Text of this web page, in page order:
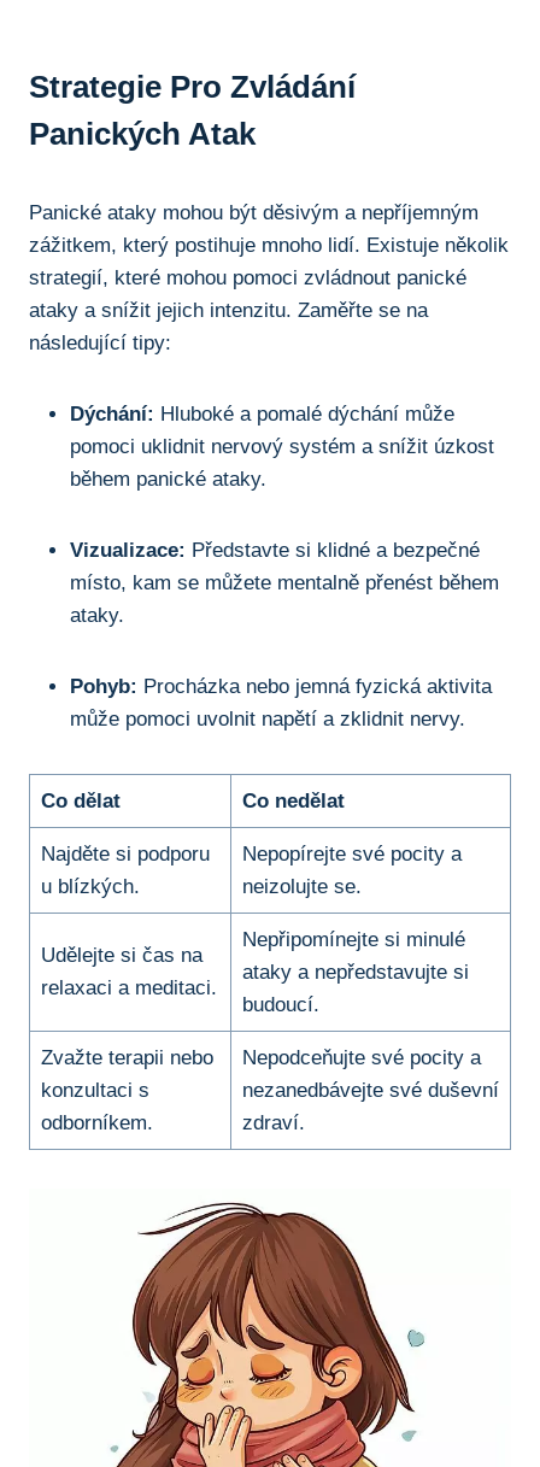
Strategie Pro Zvládání
Panických Atak
Panické ataky mohou být děsivým a nepříjemným
zážitkem, který postihuje mnoho lidí. Existuje několik
strategií, které mohou pomoci zvládnout panické
ataky a snížit jejich intenzitu. Zaměřte se na
následující tipy:
Dýchání: Hluboké a pomalé dýchání může
pomoci uklidnit nervový systém a snížit úzkost
během panické ataky.
Vizualizace: Představte si klidné a bezpečné
místo, kam se můžete mentalně přenést během
ataky.
Pohyb: Procházka nebo jemná fyzická aktivita
může pomoci uvolnit napětí a zklidnit nervy.
Co dělat Co nedělat
Najděte si podporu
u blízkých.
Nepopírejte své pocity a
neizolujte se.
Udělejte si čas na
relaxaci a meditaci.
Nepřipomínejte si minulé
ataky a nepředstavujte si
budoucí.
Zvažte terapii nebo
konzultaci s
odborníkem.
Nepodceňujte své pocity a
nezanedbávejte své duševní
zdraví.